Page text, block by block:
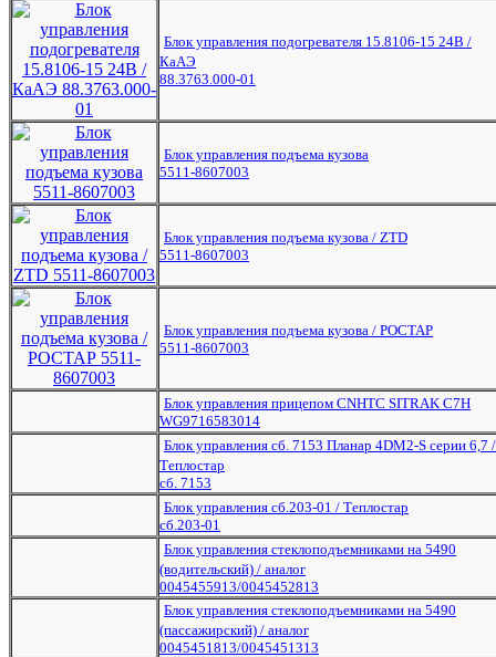
Блок управления подогревателя 15.8106-15 24В /
КаАЭ
88.3763.000-01
Блок управления подъема кузова
5511-8607003
Блок управления подъема кузова / ZTD
5511-8607003
Блок управления подъема кузова / РОСТАР
5511-8607003
Блок управления прицепом CNHTC SITRAK C7H
WG9716583014
Блок управления сб. 7153 Планар 4DM2-S серии 6,7 /
Теплостар
сб. 7153
Блок управления сб.203-01 / Теплостар
сб.203-01
Блок управления стеклоподъемниками на 5490
(водительский) / аналог
0045455913/0045452813
Блок управления стеклоподъемниками на 5490
(пассажирский) / аналог
0045451813/0045451313